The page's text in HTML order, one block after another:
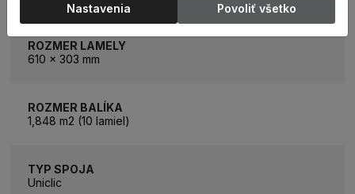
ROZMER LAMELY
610 x 303 mm
ROZMER BALÍKA
1,848 m2 (10 lamiel)
TYP SPOJA
Uniclic
Nastavenia Povoliť všetko